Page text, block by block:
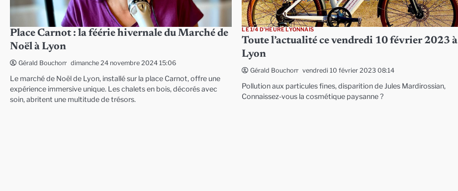
Place Carnot : la féérie hivernale du Marché de
Noël à Lyon
Gérald Bouchon dimanche 24 novembre 2024 15:06
Le marché de Noël de Lyon, installé sur la place Carnot, offre une
expérience immersive unique. Les chalets en bois, décorés avec
soin, abritent une multitude de trésors.
LE 1/4 D'HEURE LYONNAIS
Toute l’actualité ce vendredi 10 février 2023 à
Lyon
Gérald Bouchon vendredi 10 février 2023 08:14
Pollution aux particules fines, disparition de Jules Mardirossian,
Connaissez-vous la cosmétique paysanne ?